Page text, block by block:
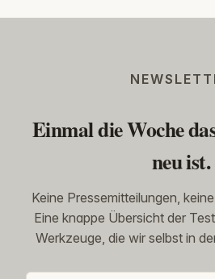
Einmal die Woche
neu ist.
Keine Pressemitteilungen,
Eine knappe Übersicht der
Werkzeuge, die wir selbst in